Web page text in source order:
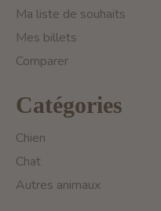
Ma liste de souhaits
Mes billets
Comparer
Catégories
Chien
Chat
Autres animaux